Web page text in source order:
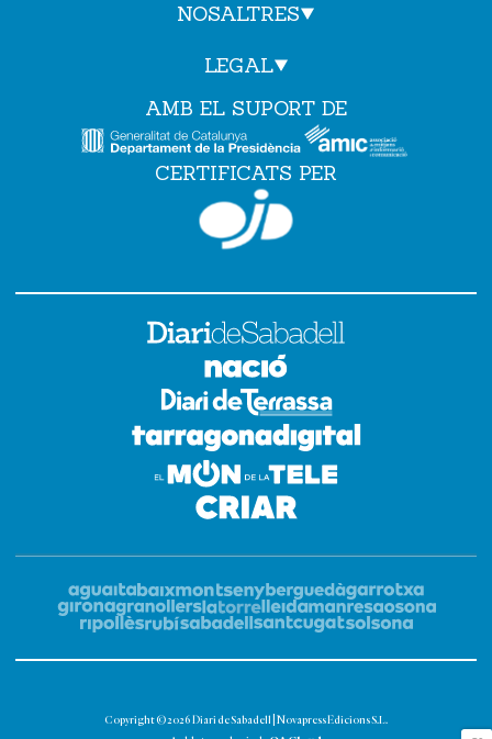
NOSALTRES
LEGAL
AMB EL SUPORT DE
CERTIFICATS PER
Copyright © 2026 Diari de Sabadell | Novapress Edicions S.L.